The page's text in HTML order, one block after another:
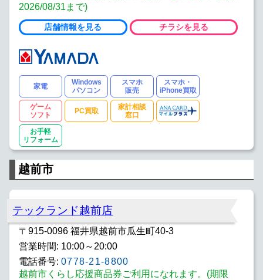
2026/08/31まで)
店舗情報を見る チラシを見る
家電
Windows
パソコン
スマホ
販売
スマホ・
iPhone買取
ゲーム
ソフト
PC買取
家計相談
窓口
お手軽
リフォーム
越前市
テックランド越前店
〒915-0096 福井県越前市瓜生町40-3
営業時間: 10:00～20:00
電話番号: 0778-21-8800
越前市くらし応援商品券ご利用になれます。(期限